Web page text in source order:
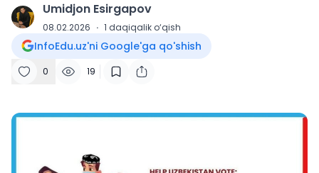
U Umidjon Esirgapov
08.02.2026 · 1 daqiqalik o‘qish
InfoEdu.uz'ni Google'ga qo'shish
0 19